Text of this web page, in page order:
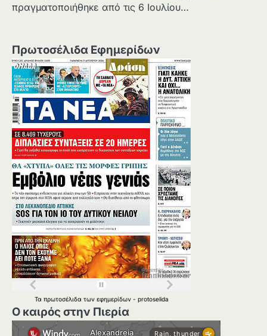
πραγματοποιήθηκε από τις 6 Ιουλίου…
Πρωτοσέλιδα Εφημερίδων
Τα πρωτοσέλιδα των εφημερίδων - protoselida
Ο καιρός στην Πιερία